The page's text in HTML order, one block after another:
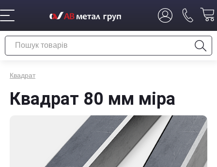
Квадрат
Квадрат 80 мм міра